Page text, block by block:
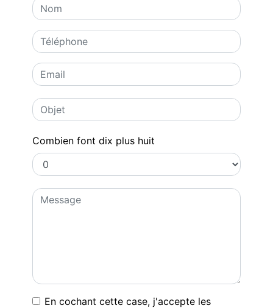
Combien font dix plus huit
En cochant cette case, j'accepte les